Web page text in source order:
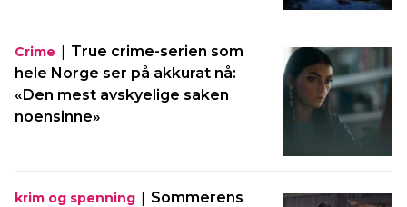
Crime | True crime-serien som
hele Norge ser på akkurat nå:
«Den mest avskyelige saken
noensinne»
krim og spenning | Sommerens